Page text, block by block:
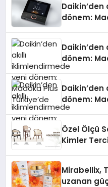
Daikin’den
dönem:
Daikin’den
dönem:
Daikin’den
dönem:
Özel Ölçü
Kimler
Mirabellix,
uzanan